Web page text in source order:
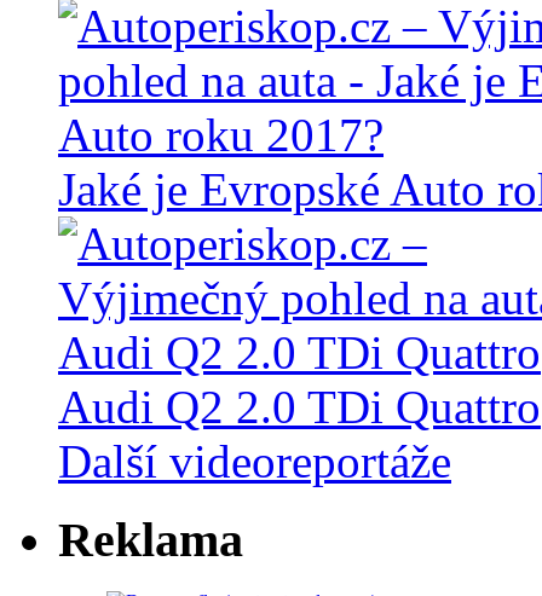
Jaké je Evropské Auto
Audi Q2 2.0 TDi Quattro
Další videoreportáže
Reklama